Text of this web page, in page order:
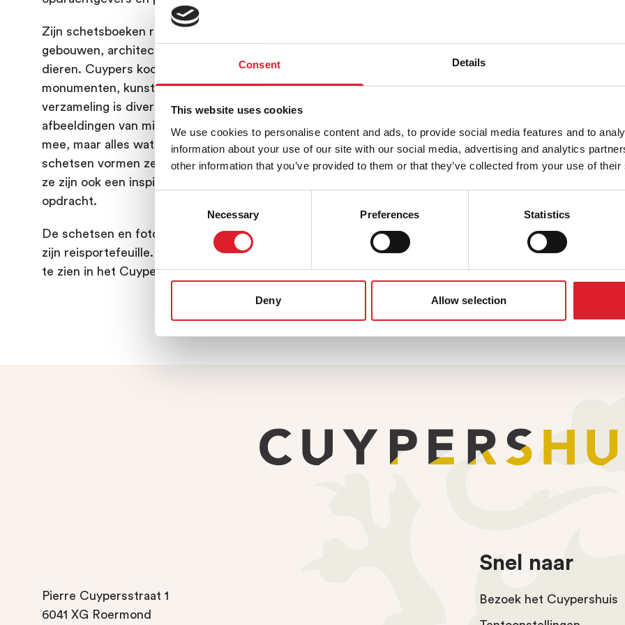
Consent Details
This website uses cookies
We use cookies to personalise content and ads, to provide social media features and to
information about your use of our site with our social media, advertising and analytics
other information that you’ve provided to them or that they’ve collected from your use of
Necessary Preferences Statistics
Deny Allow selection
Zijn schetsboeken raken met elk tripje voller. Hij tekent
gebouwen, architectonische fragmenten, bloemen,
dieren. Cuypers koopt honderden foto’s van
monumenten, kunstwerken en gebouwen. Zijn
verzameling is divers. Hij neemt niet alleen
afbeeldingen van middeleeuwse kerken en kastelen
mee, maar alles wat hem boeit. Samen met zijn
schetsen vormen ze een herinnering aan elke reis. Maar
ze zijn ook een inspirerend startpunt voor een nieuwe
opdracht.
De schetsen en foto’s worden onderweg verzameld in
zijn reisportefeuille. Tegenwoordig is deze portefeuille
te zien in het Cuypershuis, in de ruimte 'Op Reis'.
Pierre Cuypersstraat 1
6041 XG Roermond
Snel naar
Bezoek het Cuypershuis